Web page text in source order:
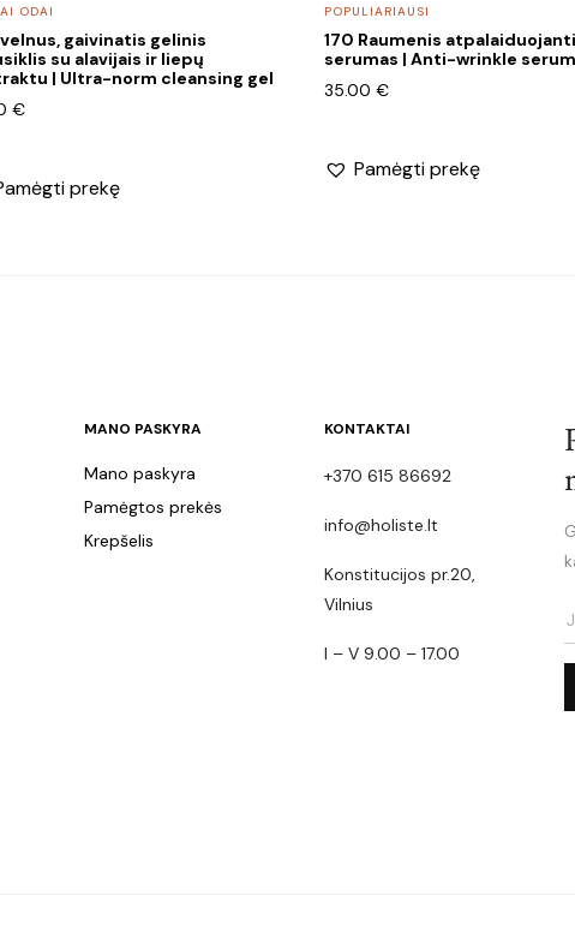
ODAI
gaivinatis gelinis
su alavijais ir liepų
| Ultra-norm cleansing gel
€
prekę
POPULIARIAUSI
170 Raumenis
serumas | Anti-wrinkle serum
35.00 €
Pamėgti prekę
MANO PASKYRA
Mano paskyra
Pamėgtos prekės
Krepšelis
KONTAKTAI
+370 615 86692
info@holiste.lt
Konstitucijos pr.20,
Vilnius
I – V 9.00 – 17.00